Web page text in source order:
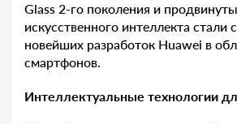
Glass 2-го поколения и
искусственного интеллекта стали
новейших разработок Huawei в
смартфонов.
Интеллектуальные технологии